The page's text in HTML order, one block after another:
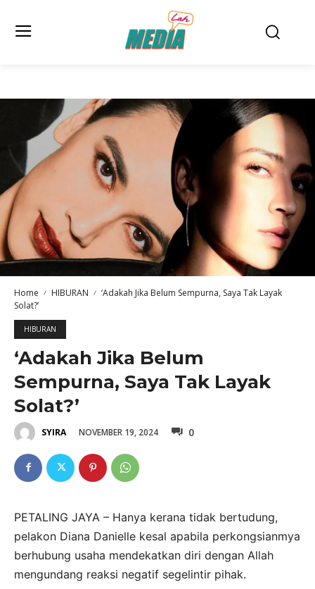
Home HIBURAN
‘Adakah Jika Belum Sempurna, Saya Tak Layak
Solat?’
HIBURAN
‘Adakah Jika Belum
Sempurna, Saya Tak Layak
Solat?’
SYIRA NOVEMBER 19, 2024 0
PETALING JAYA – Hanya kerana tidak bertudung,
pelakon Diana Danielle kesal apabila perkongsianmya
berhubung usaha mendekatkan diri dengan Allah
mengundang reaksi negatif segelintir pihak.